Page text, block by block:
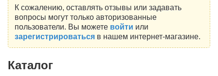
К сожалению, оставлять отзывы или задавать
вопросы могут только авторизованные
пользователи. Вы можете войти или
зарегистрироватьсяв нашем интернет-магазине.
Каталог